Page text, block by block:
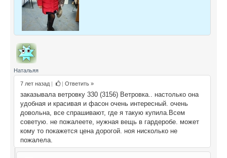
Натальяя
7 лет назад | | Ответить »
заказывала ветровку 330 (3156) Ветровка.. настолько она
удобная и красивая и фасон очень интересный. очень
довольна, все спрашивают, где я такую купила.Всем
советую. не пожалеете, нужная вещь в гардеробе. может
кому то покажется цена дорогой. ноя нисколько не
пожалела.